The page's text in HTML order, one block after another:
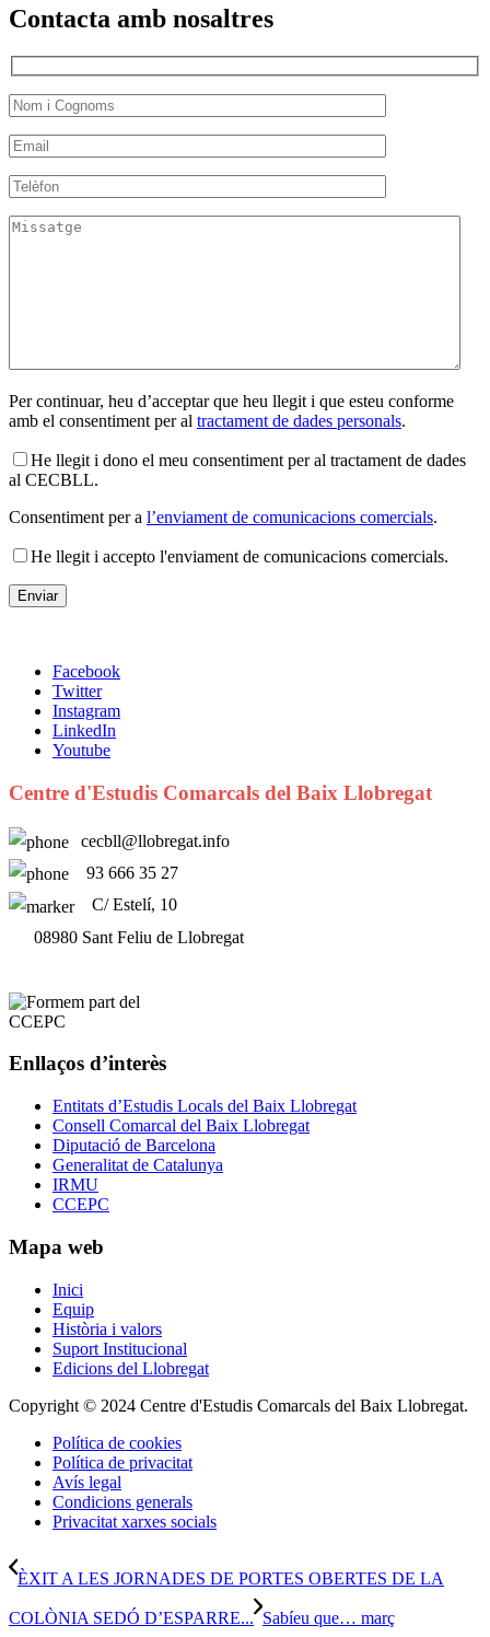
Contacta amb nosaltres
Per continuar, heu d’acceptar que heu llegit i que esteu conforme
amb el consentiment per al tractament de dades personals.
He llegit i dono el meu consentiment per al tractament de dades
al CECBLL.
Consentiment per a l’enviament de comunicacions comercials.
He llegit i accepto l'enviament de comunicacions comercials.
Facebook
Twitter
Instagram
LinkedIn
Youtube
Centre d'Estudis Comarcals del Baix Llobregat
cecbll@llobregat.info
93 666 35 27
C/ Estelí, 10
08980 Sant Feliu de Llobregat
Enllaços d’interès
Entitats d’Estudis Locals del Baix Llobregat
Consell Comarcal del Baix Llobregat
Diputació de Barcelona
Generalitat de Catalunya
IRMU
CCEPC
Mapa web
Inici
Equip
Història i valors
Suport Institucional
Edicions del Llobregat
Copyright © 2024 Centre d'Estudis Comarcals del Baix Llobregat.
Política de cookies
Política de privacitat
Avís legal
Condicions generals
Privacitat xarxes socials
ÈXIT A LES JORNADES DE PORTES OBERTES DE LA
COLÒNIA SEDÓ D’ESPARRE... Sabíeu que… març